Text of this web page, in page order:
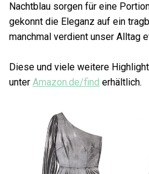
Nachtblau sorgen für eine
gekonnt die Eleganz auf ein
manchmal verdient unser Alltag
Diese und viele weitere
unter Amazon.de/find erhältlich.